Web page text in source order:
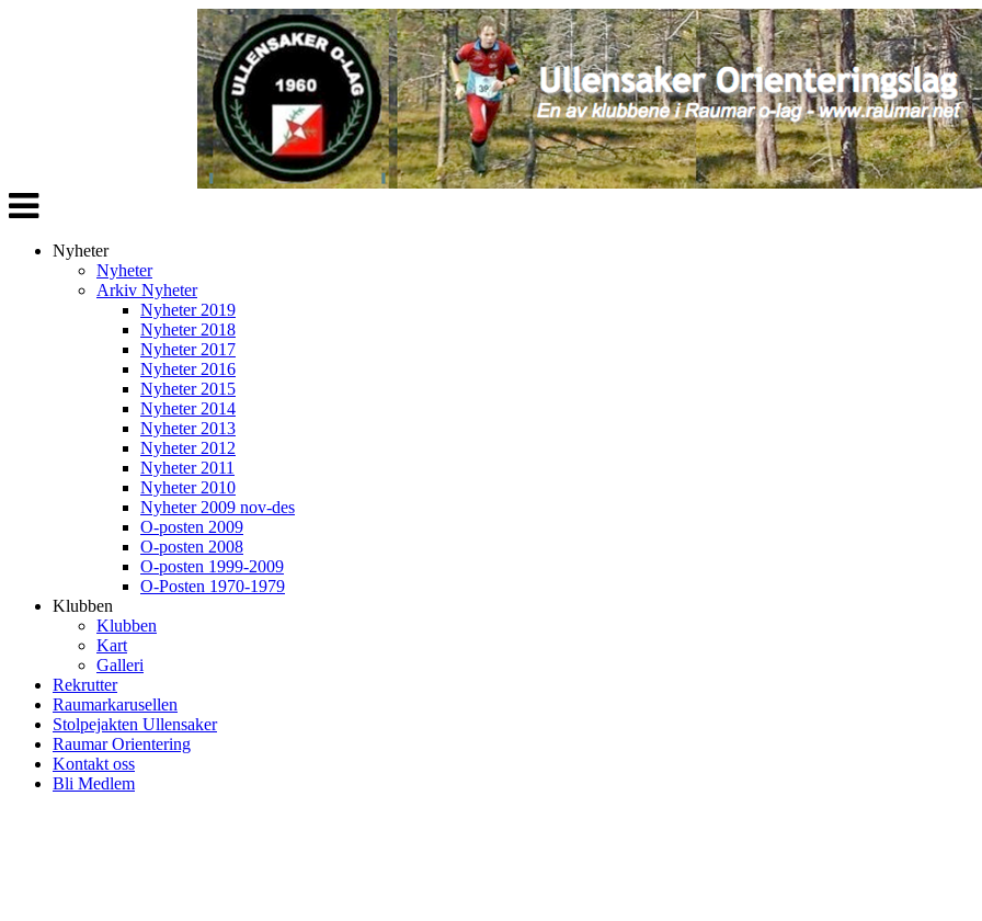
Veksle
navigasjon
Nyheter
Nyheter
Arkiv Nyheter
Nyheter 2019
Nyheter 2018
Nyheter 2017
Nyheter 2016
Nyheter 2015
Nyheter 2014
Nyheter 2013
Nyheter 2012
Nyheter 2011
Nyheter 2010
Nyheter 2009 nov-des
O-posten 2009
O-posten 2008
O-posten 1999-2009
O-Posten 1970-1979
Klubben
Klubben
Kart
Galleri
Rekrutter
Raumarkarusellen
Stolpejakten Ullensaker
Raumar Orientering
Kontakt oss
Bli Medlem